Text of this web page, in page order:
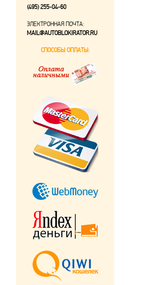
(495) 255-04-60
ЭЛЕКТРОННАЯ ПОЧТА:
MAIL@AUTOBLOKIRATOR.RU
СПОСОБЫ ОПЛАТЫ: